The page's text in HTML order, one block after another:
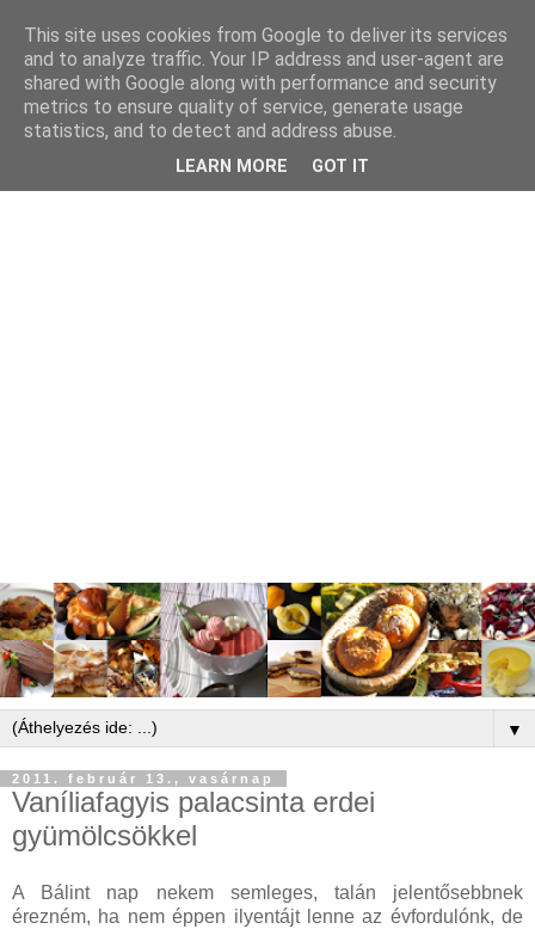
▼
2011. február 13., vasárnap
Vaníliafagyis palacsinta erdei
gyümölcsökkel
A Bálint nap nekem semleges, talán jelentősebbnek
érezném, ha nem éppen ilyentájt lenne az évfordulónk, de
This site uses cookies from Google to deliver its services
and to analyze traffic. Your IP address and user-agent are
shared with Google along with performance and security
metrics to ensure quality of service, generate usage
statistics, and to detect and address abuse.
LEARN MORE GOT IT